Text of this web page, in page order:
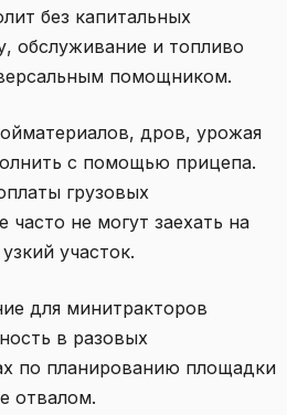
без капитальных
обслуживание и топливо
помощником.
дров, урожая
с помощью прицепа.
грузовых
не могут заехать на
участок.
для минитракторов
в разовых
по планированию площадки
отвалом.